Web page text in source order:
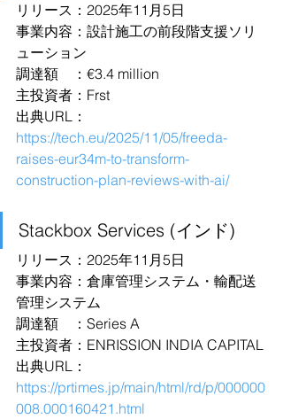
リリース：2025年11月5日
事業内容：設計施工の前段階支援ソリ
ューション
調達額　：€3.4 million
主投資者：Frst
出典URL：
https://tech.eu/2025/11/05/freeda-
raises-eur34m-to-transform-
construction-plan-reviews-with-ai/
Stackbox Services (インド)
リリース：2025年11月5日
事業内容：倉庫管理システム・輸配送
管理システム
調達額　：Series A
主投資者：ENRISSION INDIA CAPITAL
出典URL：
https://prtimes.jp/main/html/rd/p/000000
008.000160421.html